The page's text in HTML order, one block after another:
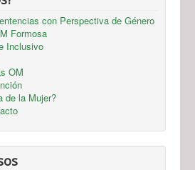
con Perspectiva de Género
Formosa
Inclusivo
OM
de la Mujer?